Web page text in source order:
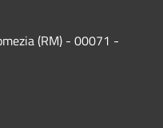
(RM) - 00071 -